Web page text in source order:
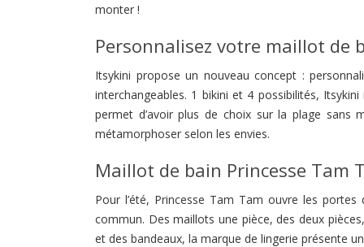
monter !
Personnalisez votre maillot de
Itsykini propose un nouveau concept :
interchangeables. 1 bikini et 4 possibilités,
permet d’avoir plus de choix sur la plage
métamorphoser selon les envies.
Maillot de bain Princesse Tam
Pour l’été, Princesse Tam Tam ouvre les
commun. Des maillots une pièce, des deux
et des bandeaux, la marque de lingerie présente